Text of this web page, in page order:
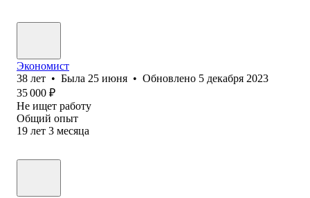
Экономист
38 лет • Была 25 июня • Обновлено 5 декабря 2023
35 000 ₽
Не ищет работу
Общий опыт
19 лет 3 месяца